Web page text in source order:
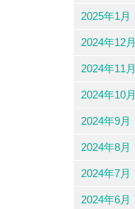
2025年1月
2024年12月
2024年11月
2024年10月
2024年9月
2024年8月
2024年7月
2024年6月